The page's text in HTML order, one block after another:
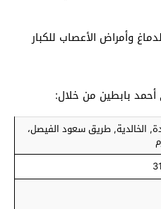
وأمراض الأعصاب للكبار
أحمد بابطين من خلال:
الخالدية, طريق سعود الفيصل،